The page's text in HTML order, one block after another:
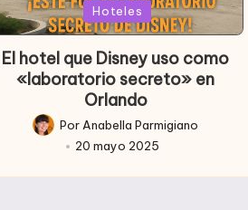
en
Hoteles
El hotel que Disney uso como
«laboratorio secreto» en
Orlando
Publicado
Por Anabella Parmigiano
20 mayo 2025